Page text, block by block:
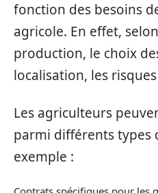
fonction des besoins
agricole. En effet,
production, le choix
localisation, les
Les agriculteurs
parmi différents types
exemple :